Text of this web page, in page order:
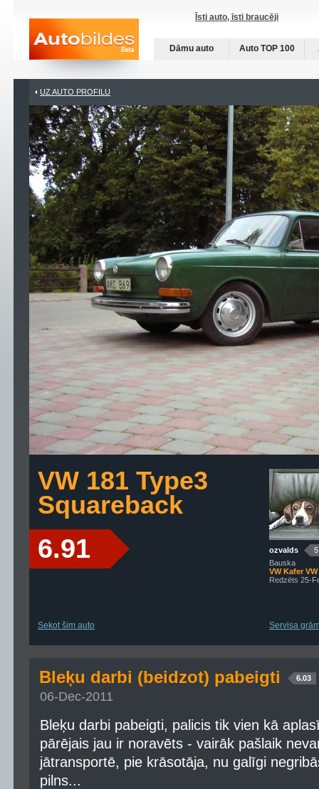
Īsti auto, īsti braucēji
Dāmu auto Auto TOP 100
UZ AUTO PROFILU
VW 181 Type3
Squareback
6.91
Sekot šim auto
ozvalds
Bauska
VW Kafer
Redzēts 25-
Servisa
Bleķu darbi (beidzot) pabeigti 6.03
06-Dec-2011
Bleķu darbi pabeigti, palicis tik vien kā
pārējais jau ir noravēts - vairāk pašlaik
jātransportē, pie krāsotāja, nu galīgi
pilns...